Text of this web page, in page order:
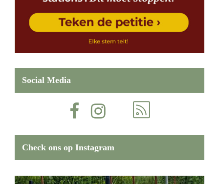
Social Media
Check ons op Instagram